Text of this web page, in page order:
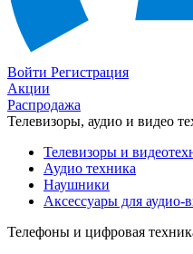
Войти Регистрация
Акции
Распродажа
Телевизоры, аудио и видео
Телевизоры и
Аудио техника
Наушники
Аксессуары для аудио-
Телефоны и цифровая